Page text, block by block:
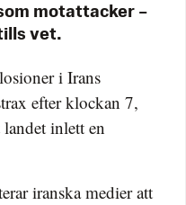
motattacker –
vet.
i Irans
efter klockan 7,
inlett en
iranska medier att